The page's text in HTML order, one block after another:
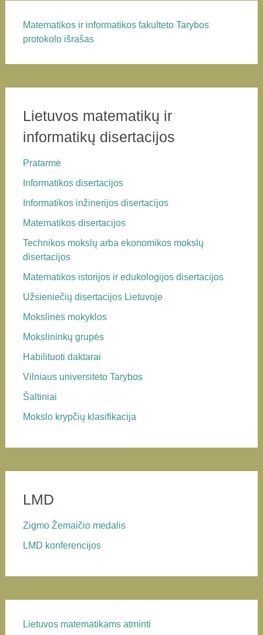
Matematikos ir informatikos fakulteto Tarybos
protokolo išrašas
Lietuvos matematikų ir
informatikų disertacijos
Pratarmė
Informatikos disertacijos
Informatikos inžinerijos disertacijos
Matematikos disertacijos
Technikos mokslų arba ekonomikos mokslų
disertacijos
Matematikos istorijos ir edukologijos disertacijos
Užsieniečių disertacijos Lietuvoje
Mokslinės mokyklos
Mokslininkų grupės
Habilituoti daktarai
Vilniaus universiteto Tarybos
Šaltiniai
Mokslo krypčių klasifikacija
LMD
Zigmo Žemaičio medalis
LMD konferencijos
Lietuvos matematikams atminti